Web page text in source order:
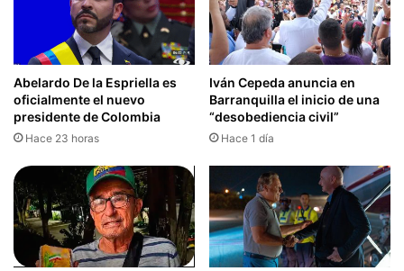
Abelardo De la Espriella es
oficialmente el nuevo
presidente de Colombia
Hace 23 horas
Iván Cepeda anuncia en
Barranquilla el inicio de una
“desobediencia civil”
Hace 1 día